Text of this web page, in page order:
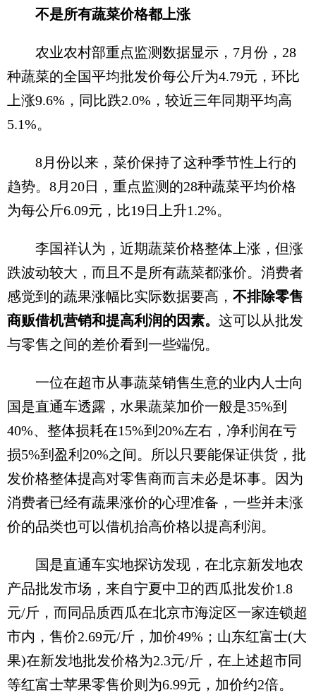
不是所有蔬菜价格都上涨
农业农村部重点监测数据显示，7月份，28
种蔬菜的全国平均批发价每公斤为4.79元，环比
上涨9.6%，同比跌2.0%，较近三年同期平均高
5.1%。
8月份以来，菜价保持了这种季节性上行的
趋势。8月20日，重点监测的28种蔬菜平均价格
为每公斤6.09元，比19日上升1.2%。
李国祥认为，近期蔬菜价格整体上涨，但涨
跌波动较大，而且不是所有蔬菜都涨价。消费者
感觉到的蔬果涨幅比实际数据要高， 不排除零售
商贩借机营销和提高利润的因素。 这可以从批发
与零售之间的差价看到一些端倪。
一位在超市从事蔬菜销售生意的业内人士向
国是直通车透露，水果蔬菜加价一般是35%到
40%、整体损耗在15%到20%左右，净利润在亏
损5%到盈利20%之间。所以只要能保证供货，批
发价格整体提高对零售商而言未必是坏事。因为
消费者已经有蔬果涨价的心理准备，一些并未涨
价的品类也可以借机抬高价格以提高利润。
国是直通车实地探访发现，在北京新发地农
产品批发市场，来自宁夏中卫的西瓜批发价1.8
元/斤，而同品质西瓜在北京市海淀区一家连锁超
市内，售价2.69元/斤，加价49%；山东红富士(大
果)在新发地批发价格为2.3元/斤，在上述超市同
等红富士苹果零售价则为6.99元，加价约2倍。